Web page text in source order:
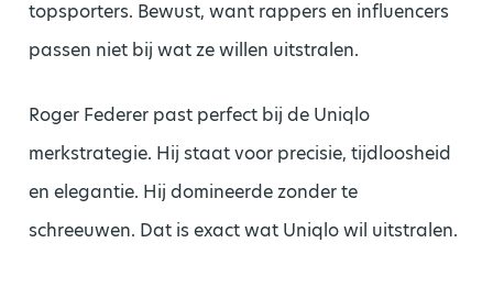
topsporters. Bewust, want rappers en influencers
passen niet bij wat ze willen uitstralen.
Roger Federer past perfect bij de Uniqlo
merkstrategie. Hij staat voor precisie, tijdloosheid
en elegantie. Hij domineerde zonder te
schreeuwen. Dat is exact wat Uniqlo wil uitstralen.